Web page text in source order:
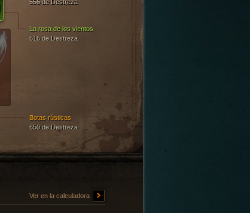
Botas rústicas
650 de Destreza
556 de Destreza
La rosa de los vientos
616 de Destreza
Ver en la calculadora